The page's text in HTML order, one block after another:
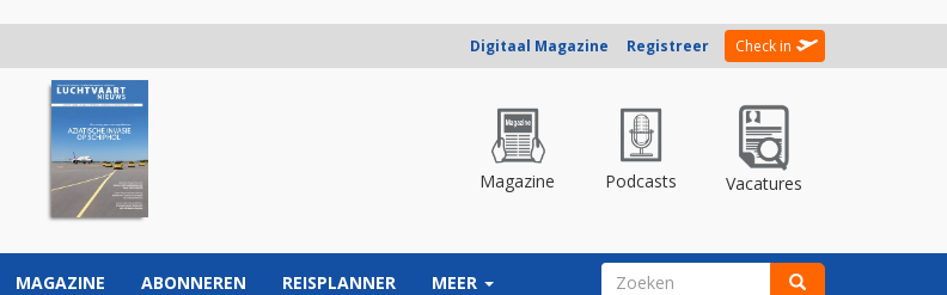
Digitaal Magazine Registreer Check in
Magazine Podcasts Vacatures
MAGAZINE ABONNEREN REISPLANNER MEER ZOEKVELD